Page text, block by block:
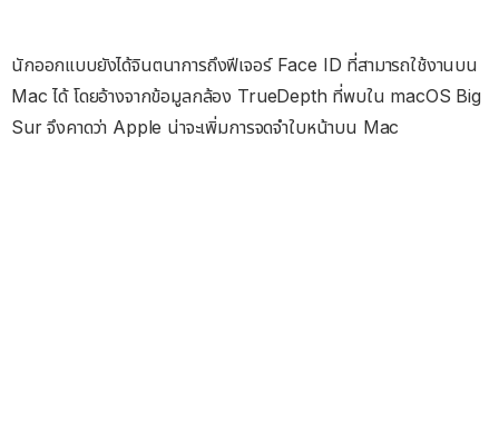
นักออกแบบยังได้จินตนาการถึงฟีเจอร์ Face ID ที่สามารถใช้งานบน
Mac ได้ โดยอ้างจากข้อมูลกล้อง TrueDepth ที่พบใน macOS Big
Sur จึงคาดว่า Apple น่าจะเพิ่มการจดจำใบหน้าบน Mac